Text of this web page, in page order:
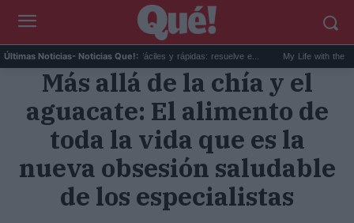
Últimas Noticias- Noticias Que!:
40 recetas de verano fáciles y rápidas: resuelve e... My Life with the Walter
Más allá de la chía y el
aguacate: El alimento de
toda la vida que es la
nueva obsesión saludable
de los especialistas